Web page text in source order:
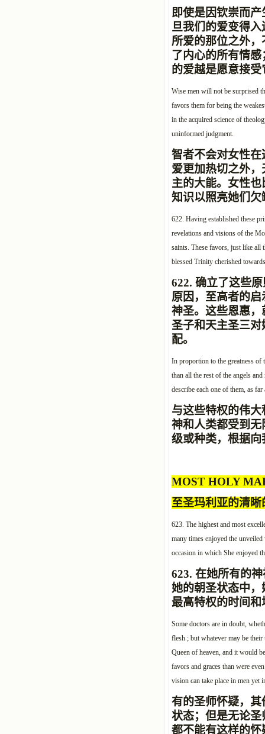
即使是因钦崇而
旦我们的爱变得
所爱的那位之外
了内心的所有情
的爱越是愿意接
Wise men will not be surprised
favors them for being the
in the acquired science of
uninformed judgment.
智者不会对女性
爱更加热切之外
主的大能。女性
知识以照亮她们
622. Having established these
revelations and visions of the
saints. These favors, just like all
blessed Trinity cherished
622. 确立了这些
原因，至高者的
神圣。这些恩惠
圣子和天主圣三
配。
In proportion to the greatness
than all the rest of the angels
describe each one of them, as far
与这些特权的伟
神和人类都受到
级或种类，根据
MOST HOLY
至圣玛利亚的清
623. The highest and most
many times enjoyed the
occasion in which She enjoyed
623. 在她所有的
她的朝圣状态中
最高特权的时间
Some doctors are in doubt,
flesh ; but whatever may be
Queen of heaven, and it would
favors and graces than were
vision can take place in men yet
有的圣师怀疑，
状态；但是无论
都不能有这样的